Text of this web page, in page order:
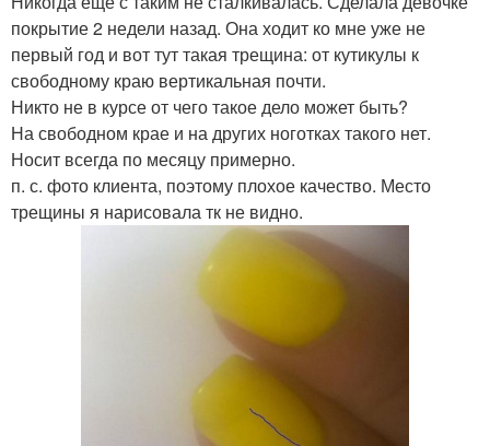
покрытие 2 недели назад. Она ходит ко мне уже не
первый год и вот тут такая трещина: от кутикулы к
свободному краю вертикальная почти.
Никто не в курсе от чего такое дело может быть?
На свободном крае и на других ноготках такого нет.
Носит всегда по месяцу примерно.
п. с. фото клиента, поэтому плохое качество. Место
трещины я нарисовала тк не видно.